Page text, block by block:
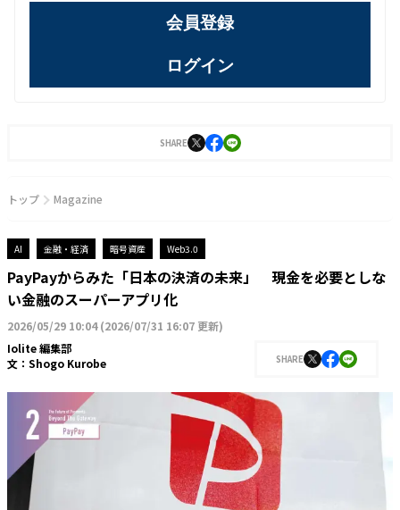
会員登録
ログイン
SHARE
トップ Magazine
AI 金融・経済 暗号資産 Web3.0
PayPayからみた「日本の決済の未来」 現金を必要としな
い金融のスーパーアプリ化
2026/05/29 10:04(2026/07/31 16:07 更新)
Iolite 編集部
文： Shogo Kurobe SHARE